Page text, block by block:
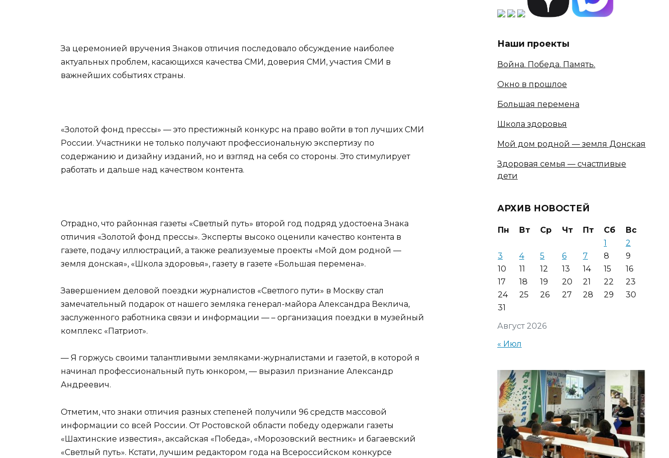
За церемонией вручения Знаков отличия последовало обсуждение наиболее
актуальных проблем, касающихся качества СМИ, доверия СМИ, участия СМИ в
важнейших событиях страны.
«Золотой фонд прессы» — это престижный конкурс на право войти в топ лучших СМИ
России. Участники не только получают профессиональную экспертизу по
содержанию и дизайну изданий, но и взгляд на себя со стороны. Это стимулирует
работать и дальше над качеством контента.
Отрадно, что районная газеты «Светлый путь» второй год подряд удостоена Знака
отличия «Золотой фонд прессы». Эксперты высоко оценили качество контента в
газете, подачу иллюстраций, а также реализуемые проекты «Мой дом родной —
земля донская», «Школа здоровья», газету в газете «Большая перемена».
Завершением деловой поездки журналистов «Светлого пути» в Москву стал
замечательный подарок от нашего земляка генерал-майора Александра Веклича,
заслуженного работника связи и информации — – организация поездки в музейный
комплекс «Патриот».
— Я горжусь своими талантливыми земляками-журналистами и газетой, в которой я
начинал профессиональный путь юнкором, — выразил признание Александр
Андреевич.
Отметим, что знаки отличия разных степеней получили 96 средств массовой
информации со всей России. От Ростовской области победу одержали газеты
«Шахтинские известия», аксайская «Победа», «Морозовский вестник» и багаевский
«Светлый путь». Кстати, лучшим редактором года на Всероссийском конкурсе
Наши проекты
Война. Победа. Память.
Окно в прошлое
Большая перемена
Школа здоровья
Мой дом родной — земля Донская
Здоровая семья — счастливые
дети
АРХИВ НОВОСТЕЙ
Август 2026
Пн Вт Ср Чт Пт Сб
Вс
1
2
3
4 5 6 7 8
9
10
11 12 13 14 15
16
17
18 19 20 21 22
23
24
25 26 27 28 29
30
31
« Июл